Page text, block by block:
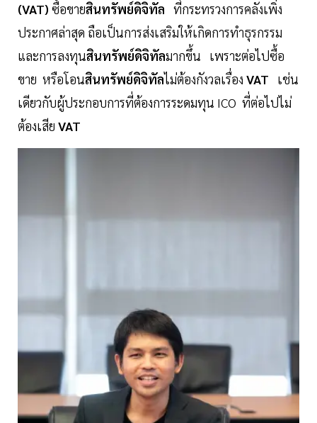
(VAT) ซื้อขายสินทรัพย์ดิจิทัล ที่กระทรวงการคลังเพิ่ง
ประกาศล่าสุด ถือเป็นการส่งเสริมให้เกิดการทำธุรกรรม
และการลงทุนสินทรัพย์ดิจิทัลมากขึ้น เพราะต่อไปซื้อ
ขาย หรือโอนสินทรัพย์ดิจิทัลไม่ต้องกังวลเรื่อง VAT
เช่น
เดียวกับผู้ประกอบการที่ต้องการระดมทุน ICO ที่ต่อไปไม่
ต้องเสีย VAT